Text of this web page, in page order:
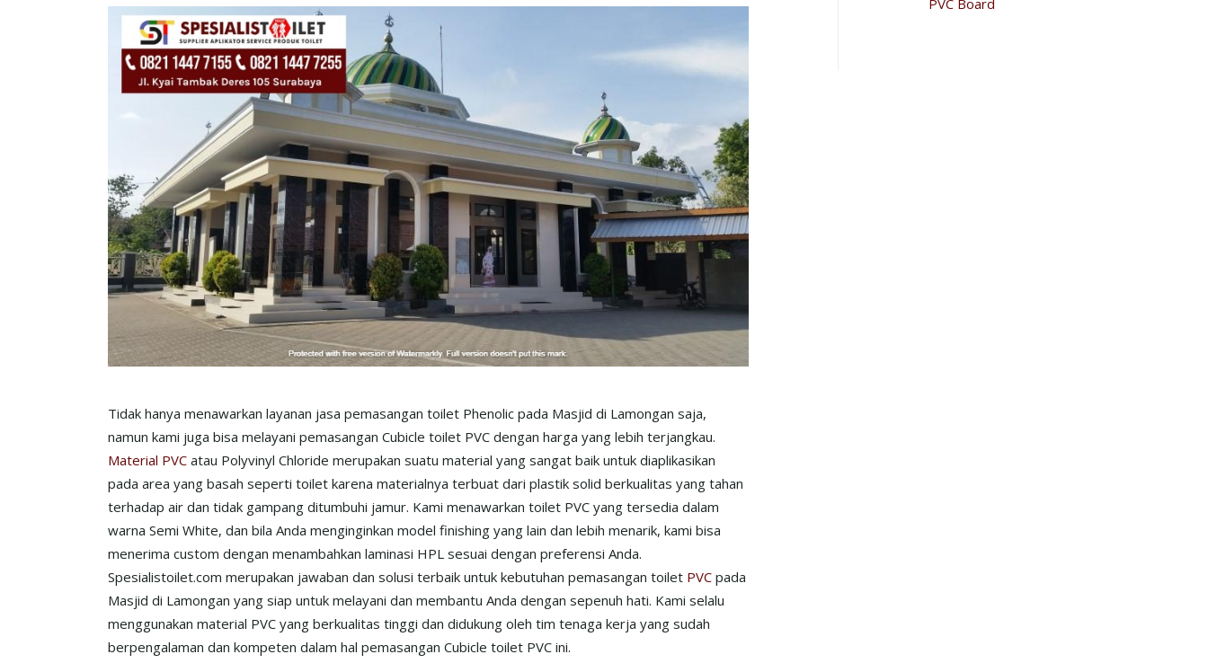
Tidak hanya menawarkan layanan jasa pemasangan toilet Phenolic pada Masjid di Lamongan saja,
namun kami juga bisa melayani pemasangan Cubicle toilet PVC dengan harga yang lebih terjangkau.
Material PVC atau Polyvinyl Chloride merupakan suatu material yang sangat baik untuk diaplikasikan
pada area yang basah seperti toilet karena materialnya terbuat dari plastik solid berkualitas yang tahan
terhadap air dan tidak gampang ditumbuhi jamur. Kami menawarkan toilet PVC yang tersedia dalam
warna Semi White, dan bila Anda menginginkan model finishing yang lain dan lebih menarik, kami bisa
menerima custom dengan menambahkan laminasi HPL sesuai dengan preferensi Anda.
Spesialistoilet.com merupakan jawaban dan solusi terbaik untuk kebutuhan pemasangan toilet PVC pada
Masjid di Lamongan yang siap untuk melayani dan membantu Anda dengan sepenuh hati. Kami selalu
menggunakan material PVC yang berkualitas tinggi dan didukung oleh tim tenaga kerja yang sudah
berpengalaman dan kompeten dalam hal pemasangan Cubicle toilet PVC ini.